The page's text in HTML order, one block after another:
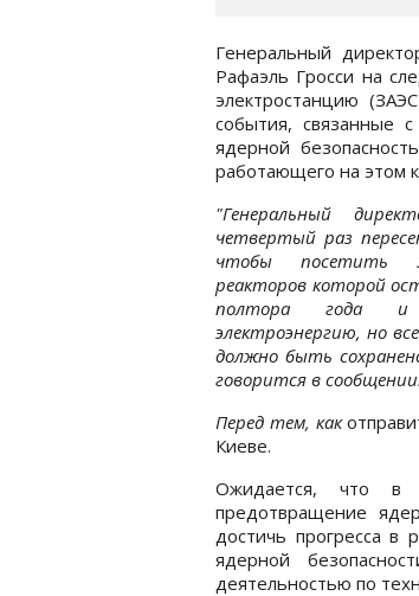
Генеральный
Рафаэль Гросси на
электростанцию
события, связанные
ядерной
работающего на этом
"Генеральный
четвертый раз
чтобы посетить
реакторов которой
полтора года и
электроэнергию, но
должно быть
говорится в сообщении.
Перед тем, как
Киеве.
Ожидается, что в
предотвращение
достичь прогресса в
ядерной
деятельностью по